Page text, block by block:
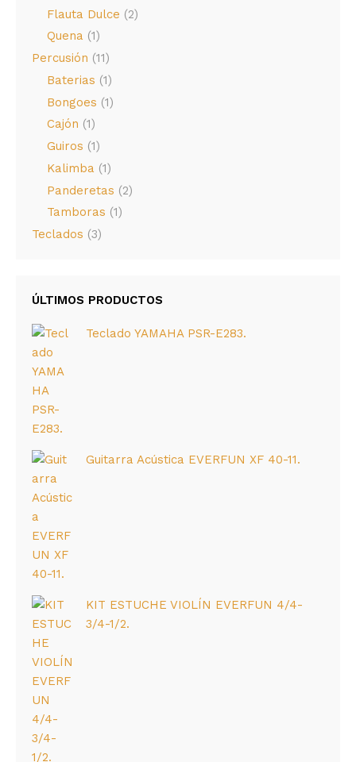
Flauta Dulce (2)
Quena (1)
Percusión (11)
Baterias (1)
Bongoes (1)
Cajón (1)
Guiros (1)
Kalimba (1)
Panderetas (2)
Tamboras (1)
Teclados (3)
ÚLTIMOS PRODUCTOS
Teclado YAMAHA PSR-E283.
Guitarra Acústica EVERFUN XF 40-11.
KIT ESTUCHE VIOLÍN EVERFUN 4/4-
3/4-1/2.